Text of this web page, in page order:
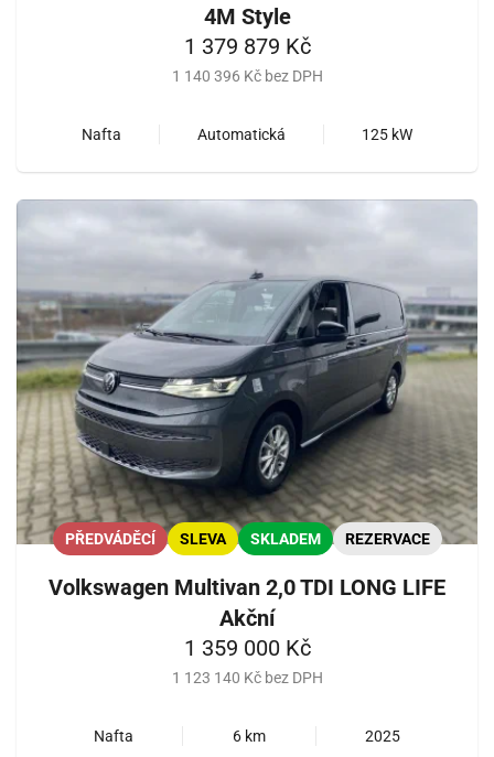
4M Style
1 379 879 Kč
1 140 396 Kč bez DPH
Nafta Automatická 125 kW
PŘEDVÁDĚCÍ SLEVA SKLADEM REZERVACE
Volkswagen Multivan 2,0 TDI LONG LIFE
Akční
1 359 000 Kč
1 123 140 Kč bez DPH
Nafta 6 km 2025